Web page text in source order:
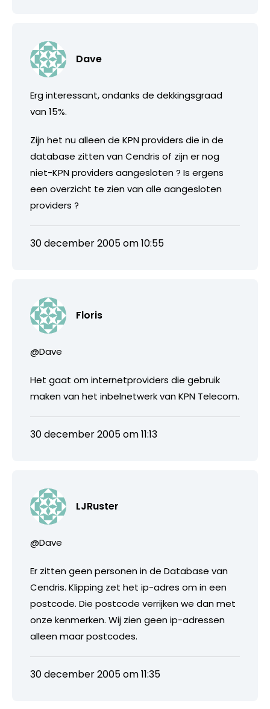
Dave
Erg interessant, ondanks de dekkingsgraad
van 15%.
Zijn het nu alleen de KPN providers die in de
database zitten van Cendris of zijn er nog
niet-KPN providers aangesloten ? Is ergens
een overzicht te zien van alle aangesloten
providers ?
30 december 2005 om 10:55
Floris
@Dave
Het gaat om internetproviders die gebruik
maken van het inbelnetwerk van KPN Telecom.
30 december 2005 om 11:13
LJRuster
@Dave
Er zitten geen personen in de Database van
Cendris. Klipping zet het ip-adres om in een
postcode. Die postcode verrijken we dan met
onze kenmerken. Wij zien geen ip-adressen
alleen maar postcodes.
30 december 2005 om 11:35